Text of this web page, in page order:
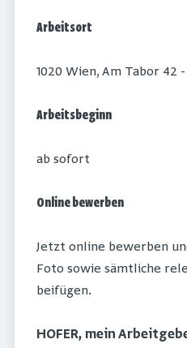
Arbeitsort
1020 Wien, Am Tabor 42
Arbeitsbeginn
ab sofort
Online bewerben
Jetzt online bewerben
Foto sowie sämtliche
beifügen.
HOFER, mein